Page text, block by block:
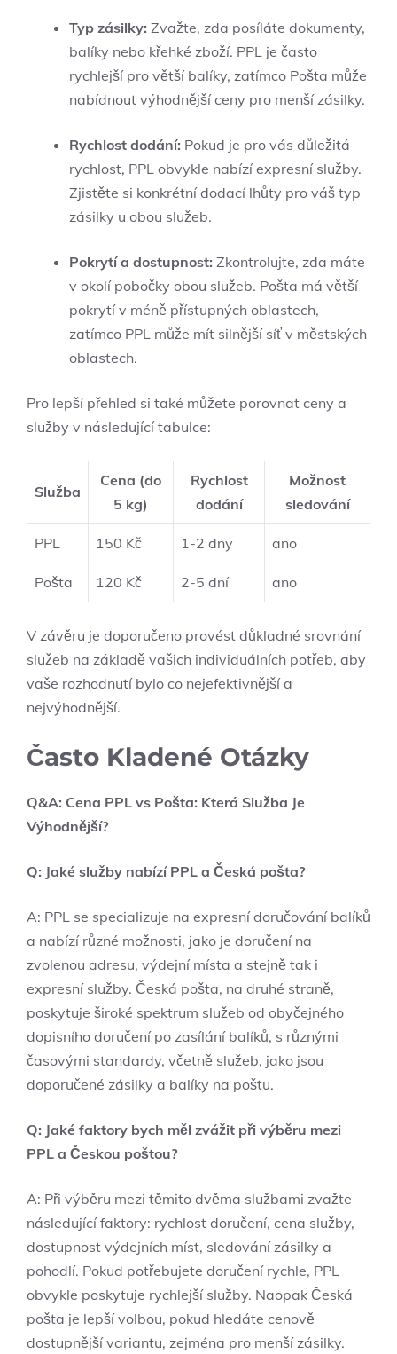
Typ zásilky: Zvažte, zda posíláte dokumenty,
balíky nebo křehké zboží. PPL je často
rychlejší pro větší balíky, zatímco Pošta může
nabídnout výhodnější ceny pro menší zásilky.
Rychlost dodání: Pokud je pro vás důležitá
rychlost, PPL obvykle nabízí expresní služby.
Zjistěte si konkrétní dodací lhůty pro váš typ
zásilky u obou služeb.
Pokrytí a dostupnost: Zkontrolujte, zda máte
v okolí pobočky obou služeb. Pošta má větší
pokrytí v méně přístupných oblastech,
zatímco PPL může mít silnější síť v městských
oblastech.
Pro lepší přehled si také můžete porovnat ceny a
služby v následující tabulce:
Služba
Cena (do
5 kg)
Rychlost
dodání
Možnost
sledování
PPL 150 Kč 1-2 dny ano
Pošta 120 Kč 2-5 dní ano
V závěru je doporučeno provést důkladné srovnání
služeb na základě vašich individuálních potřeb, aby
vaše rozhodnutí bylo co nejefektivnější a
nejvýhodnější.
Často Kladené Otázky
Q&A: Cena PPL vs Pošta: Která Služba Je
Výhodnější?
Q: Jaké služby nabízí PPL a Česká pošta?
A: PPL se specializuje na expresní doručování balíků
a nabízí různé možnosti, jako je doručení na
zvolenou adresu, výdejní místa a stejně tak i
expresní služby. Česká pošta, na druhé straně,
poskytuje široké spektrum služeb od obyčejného
dopisního doručení po zasílání balíků, s různými
časovými standardy, včetně služeb, jako jsou
doporučené zásilky a balíky na poštu.
Q: Jaké faktory bych měl zvážit při výběru mezi
PPL a Českou poštou?
A: Při výběru mezi těmito dvěma službami zvažte
následující faktory: rychlost doručení, cena služby,
dostupnost výdejních míst, sledování zásilky a
pohodlí. Pokud potřebujete doručení rychle, PPL
obvykle poskytuje rychlejší služby. Naopak Česká
pošta je lepší volbou, pokud hledáte cenově
dostupnější variantu, zejména pro menší zásilky.